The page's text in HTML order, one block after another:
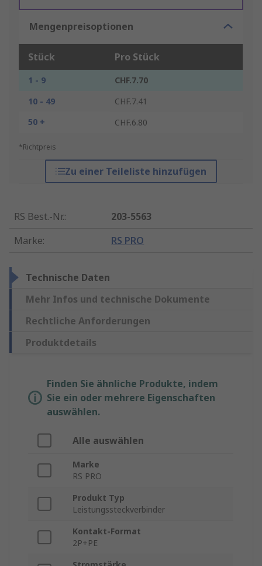
Mengenpreisoptionen
Stück Pro Stück
1 - 9
CHF.7.70
10 - 49
CHF.7.41
50 +
CHF.6.80
*Richtpreis
Zu einer Teileliste hinzufügen
RS Best.-Nr.:
203-5563
Marke: RS PRO
Technische Daten
Mehr Infos und technische Dokumente
Rechtliche Anforderungen
Produktdetails
Finden Sie ähnliche Produkte, indem
Sie ein oder mehrere Eigenschaften
auswählen.
Alle auswählen
Marke
RS PRO
Produkt Typ
Leistungssteckverbinder
Kontakt-Format
2P+PE